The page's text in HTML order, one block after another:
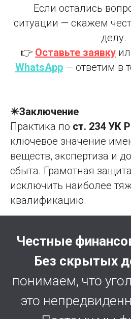
Если остались
ситуации — скажем
делу.
👉 Оставьте заявку
WhatsApp— ответим в
✴️Заключение
Практика по ст. 234 УК
ключевое значение
веществ, экспертиза и
сбыта. Грамотная
исключить наиболее
квалификацию.
Честные
Без скрытых
понимаем, что
это